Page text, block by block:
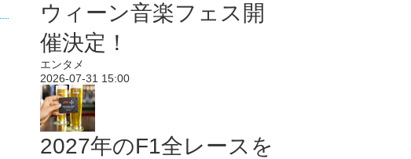
ウィーン音楽フェス開
催決定！
エンタメ
2026-07-31 15:00
2027年のF1全レースを